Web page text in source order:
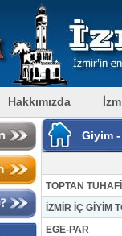
Hakkımızda
Giyim -
TOPTAN
İZMİR İÇ GİYİM
EGE-PAR